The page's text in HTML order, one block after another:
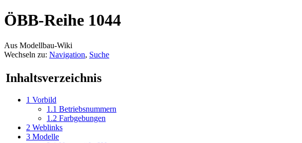
ÖBB-Reihe 1044
Aus Modellbau-Wiki
Wechseln zu: Navigation, Suche
Inhaltsverzeichnis
1 Vorbild
1.1 Betriebsnummern
1.2 Farbgebungen
2 Weblinks
3 Modelle